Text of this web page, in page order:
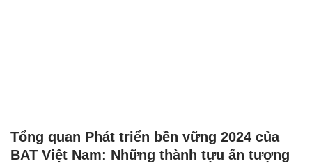
Tổng quan Phát triển bền vững 2024 của
BAT Việt Nam: Những thành tựu ấn tượng